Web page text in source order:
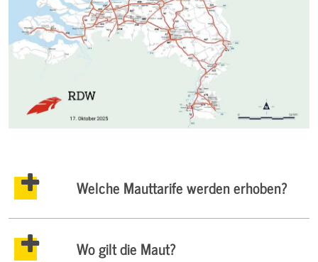
Welche Mauttarife werden erhoben?
Wo gilt die Maut?